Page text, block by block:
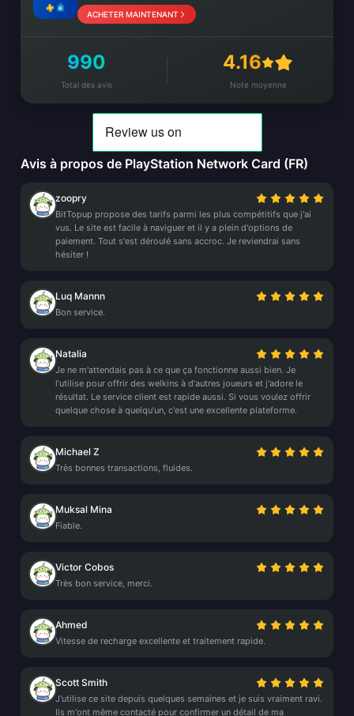
ACHETER MAINTENANT
990
Total des avis
4.16
Note moyenne
Avis à propos de PlayStation Network Card (FR)
zoopry
BitTopup propose des tarifs parmi les plus compétitifs que j'ai
vus. Le site est facile à naviguer et il y a plein d'options de
paiement. Tout s'est déroulé sans accroc. Je reviendrai sans
hésiter !
Luq Mannn
Bon service.
Natalia
Je ne m'attendais pas à ce que ça fonctionne aussi bien. Je
l'utilise pour offrir des welkins à d'autres joueurs et j'adore le
résultat. Le service client est rapide aussi. Si vous voulez offrir
quelque chose à quelqu'un, c'est une excellente plateforme.
Michael Z
Très bonnes transactions, fluides.
Muksal Mina
Fiable.
Victor Cobos
Très bon service, merci.
Ahmed
Vitesse de recharge excellente et traitement rapide.
Scott Smith
J'utilise ce site depuis quelques semaines et je suis vraiment ravi.
Ils m'ont même contacté pour confirmer un détail de ma